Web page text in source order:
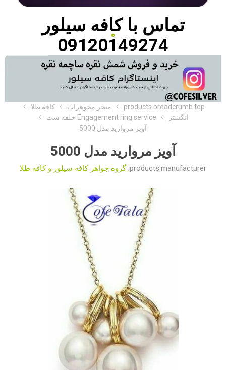
تماس باکافه سیلور
09120149274
products.breadcrumb.top متجر مجوهرات
کافه طلا
انگشتر
Engagement ring service حلقه ست
آویز مروارید مدل 5000
آویز مروارید مدل 5000
products.manufacturer: گروه جواهر کافه سیلور و کافه طلا